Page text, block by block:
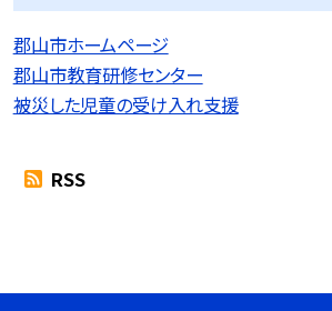
郡山市ホームページ
郡山市教育研修センター
被災した児童の受け入れ支援
RSS